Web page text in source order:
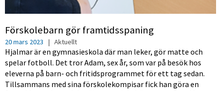
Förskolebarn gör framtidsspaning
20 mars 2023 | Aktuellt
Hjalmar är en gymnasieskola där man leker, gör matte och
spelar fotboll. Det tror Adam, sex år, som var på besök hos
eleverna på barn- och fritidsprogrammet för ett tag sedan.
Tillsammans med sina förskolekompisar fick han göra en